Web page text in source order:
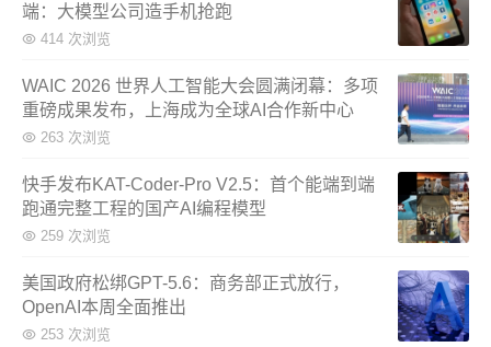
端：大模型公司造手机抢跑
414 次浏览
WAIC 2026 世界人工智能大会圆满闭幕：多项
重磅成果发布，上海成为全球AI合作新中心
263 次浏览
快手发布KAT-Coder-Pro V2.5：首个能端到端
跑通完整工程的国产AI编程模型
259 次浏览
美国政府松绑GPT-5.6：商务部正式放行，
OpenAI本周全面推出
253 次浏览